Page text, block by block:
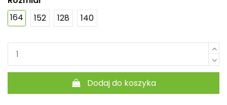
164
152 128 140
Dodaj do koszyka